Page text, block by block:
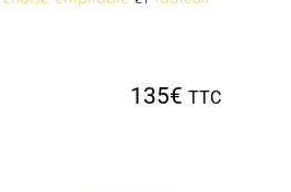
135€ TTC